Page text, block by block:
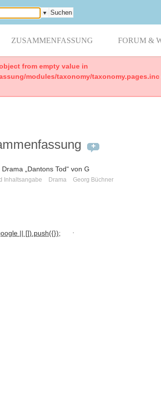
▼
ZUSAMMENFASSUNG FORUM &
from empty value in
modules/taxonomy/
„Dantons Tod“ von G
Inhaltsangabe Drama
Georg Büchner
|| []).push({});